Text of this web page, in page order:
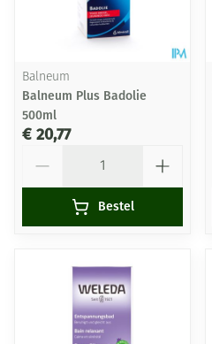
Balneum
Balneum Plus Badolie
500ml
€ 20,77
Bestel